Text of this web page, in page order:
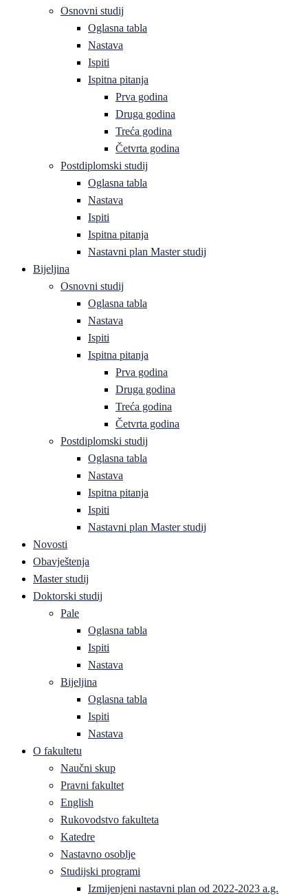
Osnovni studij
Oglasna tabla
Nastava
Ispiti
Ispitna pitanja
Prva godina
Druga godina
Treća godina
Četvrta godina
Postdiplomski studij
Oglasna tabla
Nastava
Ispiti
Ispitna pitanja
Nastavni plan Master studij
Bijeljina
Osnovni studij
Oglasna tabla
Nastava
Ispiti
Ispitna pitanja
Prva godina
Druga godina
Treća godina
Četvrta godina
Postdiplomski studij
Oglasna tabla
Nastava
Ispitna pitanja
Ispiti
Nastavni plan Master studij
Novosti
Obavještenja
Master studij
Doktorski studij
Pale
Oglasna tabla
Ispiti
Nastava
Bijeljina
Oglasna tabla
Ispiti
Nastava
O fakultetu
Naučni skup
Pravni fakultet
English
Rukovodstvo fakulteta
Katedre
Nastavno osoblje
Studijski programi
Izmijenjeni nastavni plan od 2022-2023 a.g.